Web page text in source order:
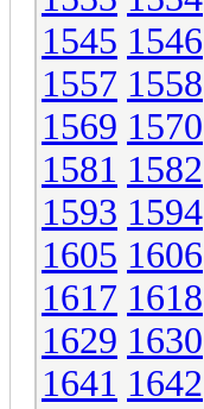
1545 1546
1557 1558
1569 1570
1581 1582
1593 1594
1605 1606
1617 1618
1629 1630
1641 1642